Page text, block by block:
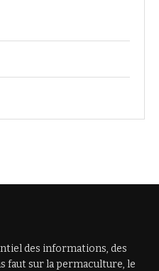
des informations, des
faut sur la permaculture, le